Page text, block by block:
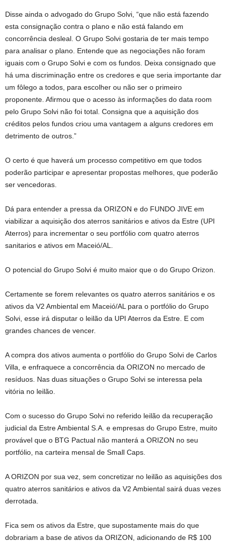
Disse ainda o advogado do Grupo Solvi, “que não está fazendo
esta consignação contra o plano e não está falando em
concorrência desleal. O Grupo Solvi gostaria de ter mais tempo
para analisar o plano. Entende que as negociações não foram
iguais com o Grupo Solvi e com os fundos. Deixa consignado que
há uma discriminação entre os credores e que seria importante dar
um fôlego a todos, para escolher ou não ser o primeiro
proponente. Afirmou que o acesso às informações do data room
pelo Grupo Solvi não foi total. Consigna que a aquisição dos
créditos pelos fundos criou uma vantagem a alguns credores em
detrimento de outros.”
O certo é que haverá um processo competitivo em que todos
poderão participar e apresentar propostas melhores, que poderão
ser vencedoras.
Dá para entender a pressa da ORIZON e do FUNDO JIVE em
viabilizar a aquisição dos aterros sanitários e ativos da Estre (UPI
Aterros) para incrementar o seu portfólio com quatro aterros
sanitarios e ativos em Maceió/AL.
O potencial do Grupo Solvi é muito maior que o do Grupo Orizon.
Certamente se forem relevantes os quatro aterros sanitários e os
ativos da V2 Ambiental em Maceió/AL para o portfólio do Grupo
Solvi, esse irá disputar o leilão da UPI Aterros da Estre. E com
grandes chances de vencer.
A compra dos ativos aumenta o portfólio do Grupo Solvi de Carlos
Villa, e enfraquece a concorrência da ORIZON no mercado de
resíduos. Nas duas situações o Grupo Solvi se interessa pela
vitória no leilão.
Com o sucesso do Grupo Solvi no referido leilão da recuperação
judicial da Estre Ambiental S.A. e empresas do Grupo Estre, muito
provável que o BTG Pactual não manterá a ORIZON no seu
portfólio, na carteira mensal de Small Caps.
A ORIZON por sua vez, sem concretizar no leilão as aquisições dos
quatro aterros sanitários e ativos da V2 Ambiental sairá duas vezes
derrotada.
Fica sem os ativos da Estre, que supostamente mais do que
dobrariam a base de ativos da ORIZON, adicionando de R$ 100